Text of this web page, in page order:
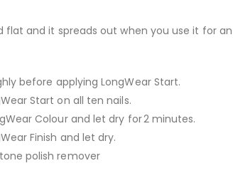
flat and it spreads out when you use it for
before applying LongWear Start.
Start on all ten nails.
Colour and let dry for 2 minutes.
Finish and let dry.
polish remover